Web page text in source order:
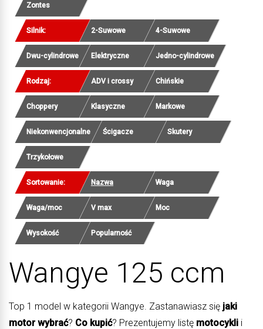
Zontes
Silnik: 2-Suwowe 4-Suwowe
Dwu-cylindrowe Elektryczne Jedno-cylindrowe
Rodzaj: ADV i crossy Chińskie
Choppery Klasyczne Markowe
Niekonwencjonalne Ścigacze Skutery
Trzykołowe
Sortowanie: Nazwa Waga
Waga/moc V max Moc
Wysokość Popularność
Wangye 125 ccm
Top 1 model w kategorii Wangye. Zastanawiasz się jaki
motor wybrać? Co kupić? Prezentujemy listę motocykli i